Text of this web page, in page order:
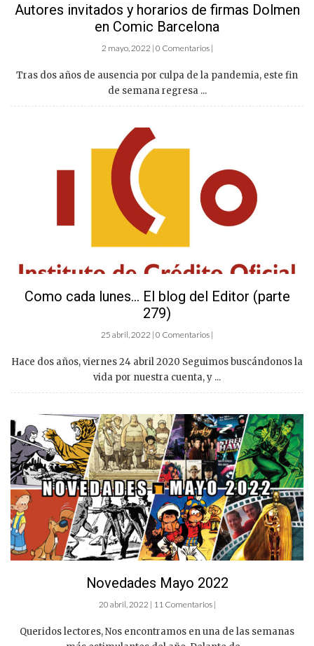
Autores invitados y horarios de firmas Dolmen
en Comic Barcelona
2 mayo, 2022 | 0 Comentarios |
Tras dos años de ausencia por culpa de la pandemia, este fin
de semana regresa ...
Como cada lunes… El blog del Editor (parte
279)
25 abril, 2022 | 0 Comentarios |
Hace dos años, viernes 24 abril 2020 Seguimos buscándonos la
vida por nuestra cuenta, y ...
Novedades Mayo 2022
20 abril, 2022 | 11 Comentarios |
Queridos lectores, Nos encontramos en una de las semanas